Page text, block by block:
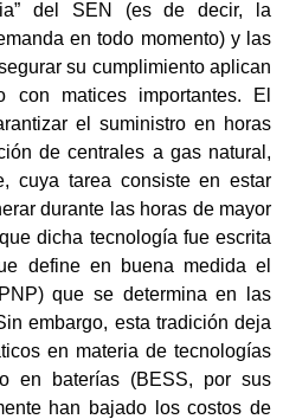
del SEN (es de decir, la
en todo momento) y las
su cumplimiento aplican
con matices importantes. El
el suministro en horas
de centrales a gas natural,
cuya tarea consiste en estar
durante las horas de mayor
dicha tecnología fue escrita
define en buena medida el
que se determina en las
embargo, esta tradición deja
en materia de tecnologías
en baterías (BESS, por sus
han bajado los costos de